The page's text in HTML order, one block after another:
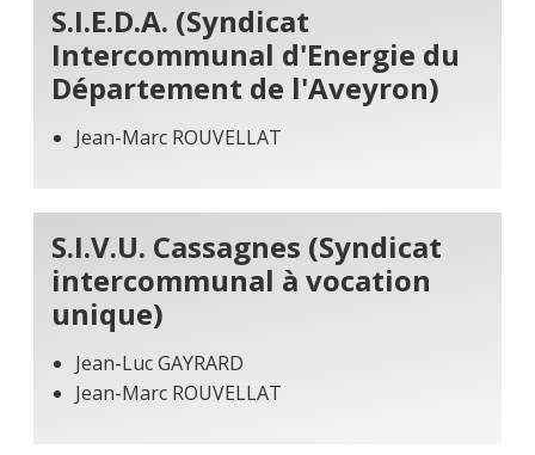
S.I.E.D.A. (Syndicat
Intercommunal d'Energie du
Département de l'Aveyron)
Jean-Marc ROUVELLAT
S.I.V.U. Cassagnes (Syndicat
intercommunal à vocation
unique)
Jean-Luc GAYRARD
Jean-Marc ROUVELLAT